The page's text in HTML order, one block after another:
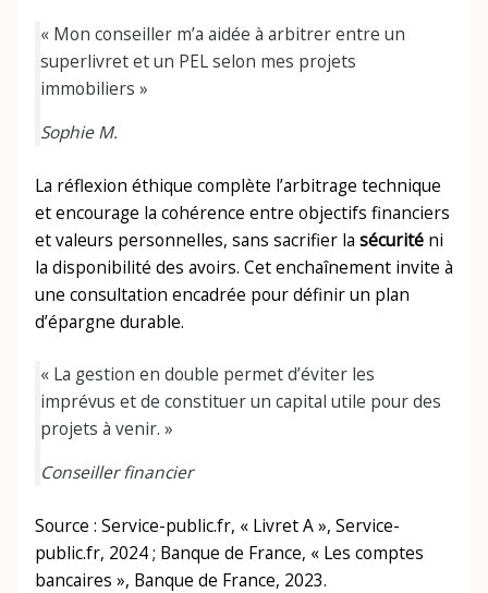
« Mon conseiller m’a aidée à arbitrer entre un
superlivret et un PEL selon mes projets
immobiliers »
Sophie M.
La réflexion éthique complète l’arbitrage technique
et encourage la cohérence entre objectifs financiers
et valeurs personnelles, sans sacrifier la sécuriténi
la disponibilité des avoirs. Cet enchaînement invite à
une consultation encadrée pour définir un plan
d’épargne durable.
« La gestion en double permet d’éviter les
imprévus et de constituer un capital utile pour des
projets à venir. »
Conseiller financier
Source : Service-public.fr, « Livret A », Service-
public.fr, 2024 ; Banque de France, « Les comptes
bancaires », Banque de France, 2023.